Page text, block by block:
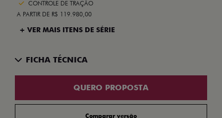
CONTROLE DE TRAÇÃO
A PARTIR DE R$ 119.980,00
+ VER MAIS ITENS DE SÉRIE
FICHA TÉCNICA
QUERO PROPOSTA
Comparar versão